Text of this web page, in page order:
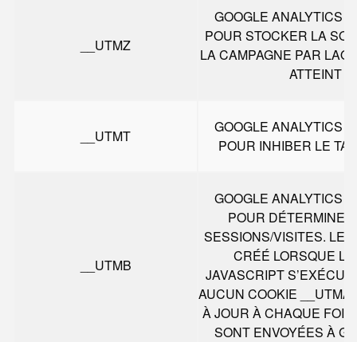
__UTMZ
GOOGLE ANALYTICS
POUR STOCKER LA
LA CAMPAGNE PAR
ATTEINT
__UTMT
GOOGLE ANALYTICS
POUR INHIBER LE
__UTMB
GOOGLE ANALYTICS
POUR
SESSIONS/VISITES. LE
CRÉÉ LORSQUE
JAVASCRIPT
AUCUN COOKIE __UTMA
À JOUR À CHAQUE
SONT ENVOYÉES À